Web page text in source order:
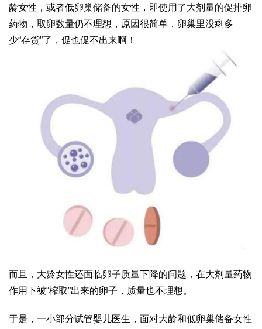
龄女性，或者低卵巢储备的女性，即使用了大剂量的促排卵
药物，取卵数量仍不理想，原因很简单，卵巢里没剩多
少“存货”了，促也促不出来啊！
而且，大龄女性还面临卵子质量下降的问题，在大剂量药物
作用下被“榨取”出来的卵子，质量也不理想。
于是，一小部分试管婴儿医生，面对大龄和低卵巢储备女性